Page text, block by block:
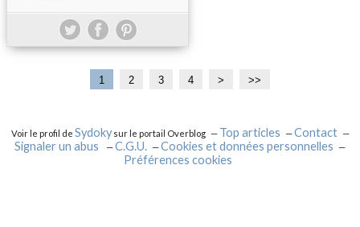
1 2 3 4 > >>
Voir le profil de Sydokysur le portail Overblog Top articles
Contact
Signaler un abus
C.G.U.
Cookies et données personnelles
Préférences cookies